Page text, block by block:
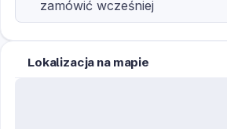
zamówić wcześniej
Lokalizacja na mapie